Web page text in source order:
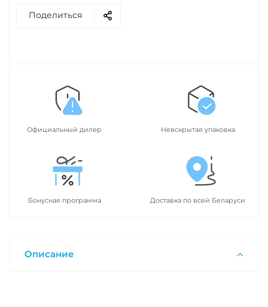
Поделиться
Официальный дилер Невскрытая упаковка
Бонусная программа Доставка по всей Беларуси
Описание